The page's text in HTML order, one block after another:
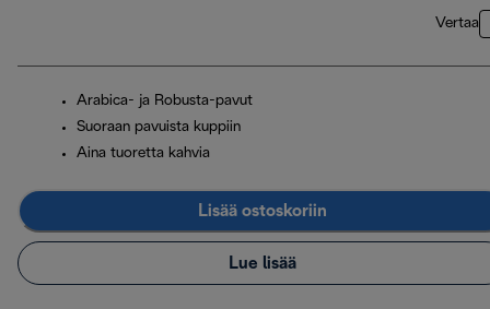
Vertaa
Arabica- ja Robusta-pavut
Suoraan pavuista kuppiin
Aina tuoretta kahvia
Lisää ostoskoriin
Lue lisää